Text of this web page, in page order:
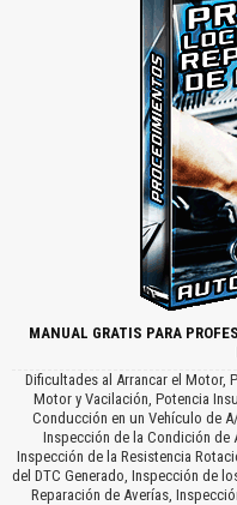
MANUAL GRATIS PARA
Dificultades al Arrancar el Motor,
Motor y Vacilación, Potencia
Conducción en un Vehículo de
Inspección de la Condición de
Inspección de la Resistencia
del DTC Generado, Inspección de
Reparación de Averías,